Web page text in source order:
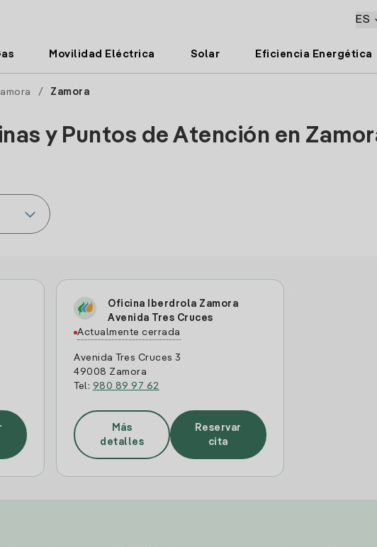
ES
Movilidad Eléctrica Solar Eficiencia Energética
/ Zamora
y Puntos de Atención en
Oficina Iberdrola Zamora
Avenida Tres Cruces
Actualmente cerrada
Avenida Tres Cruces 3
49008 Zamora
Tel: 980 89 97 62
Más
detalles
Reservar
cita